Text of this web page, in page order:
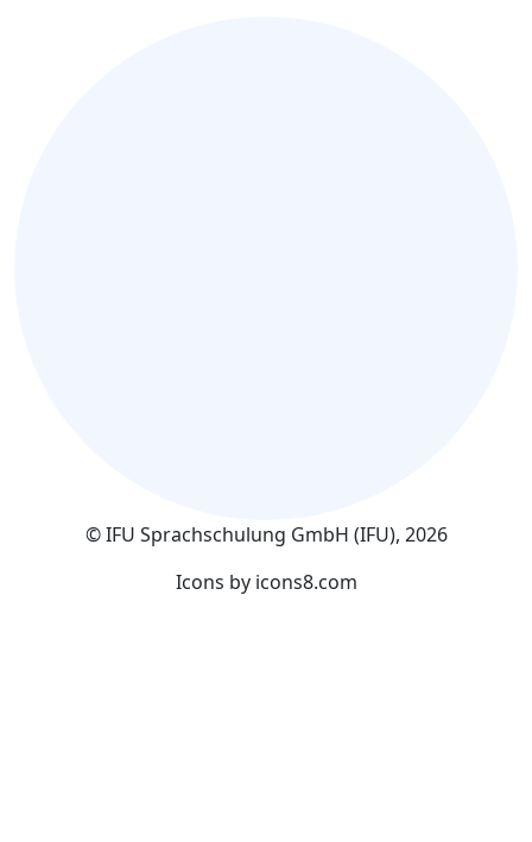
© IFU Sprachschulung GmbH (IFU), 2026
Icons by icons8.com